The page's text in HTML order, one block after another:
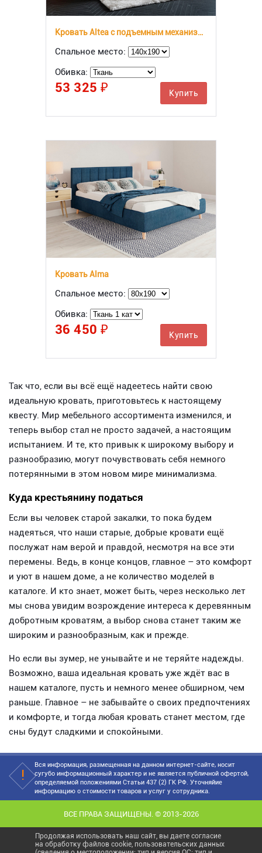
Кровать Altea с подъемным механизмом
Спальное место:
Обивка:
53 325 ₽ Купить
Кровать Alma
Спальное место:
Обивка:
36 450 ₽ Купить
Так что, если вы всё ещё надеетесь найти свою
идеальную кровать, приготовьтесь к настоящему
квесту. Мир мебельного ассортимента изменился, и
теперь выбор стал не просто задачей, а настоящим
испытанием. И те, кто привык к широкому выбору и
разнообразию, могут почувствовать себя немного
потерянными в этом новом мире минимализма.
Куда крестьянину податься
Если вы человек старой закалки, то пока будем
надеяться, что наши старые, добрые кровати ещё
послужат нам верой и правдой, несмотря на все эти
перемены. Ведь, в конце концов, главное – это комфорт
и уют в нашем доме, а не количество моделей в
каталоге. И кто знает, может быть, через несколько лет
мы снова увидим возрождение интереса к деревянным
добротным кроватям, а выбор снова станет таким же
широким и разнообразным, как и прежде.
Но если вы зумер, не унывайте и не теряйте надежды.
Возможно, ваша идеальная кровать уже ждёт вас в
нашем каталоге, пусть и немного менее обширном, чем
раньше. Главное – не забывайте о своих предпочтениях
и комфорте, и тогда любая кровать станет местом, где
сны будут сладкими и спокойными.
Вся информация, размещенная на данном интернет-сайте, носит
сугубо информационный характер и не является публичной офертой,
определяемой положениями Статьи 437 (2) ГК РФ. Уточняйие
информацию о стоимости товаров и услуг у сотрудника.
ВСЕ ПРАВА ЗАЩИЩЕНЫ. © 2013-2026
Продолжая использовать наш сайт, вы даете согласие
на обработку файлов cookie, пользовательских данных